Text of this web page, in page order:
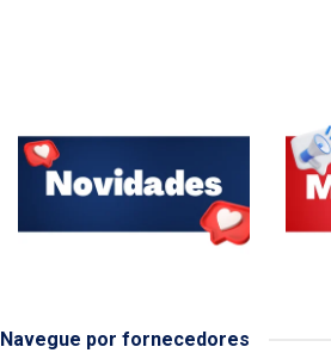
Navegue por fornecedores